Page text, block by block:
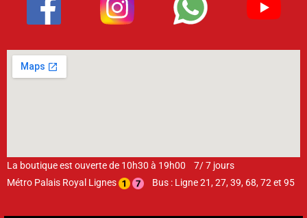
La boutique est ouverte de 10h30 à 19h00 7/ 7 jours
Métro Palais Royal Lignes
Bus : Ligne 21, 27, 39, 68, 72 et 95